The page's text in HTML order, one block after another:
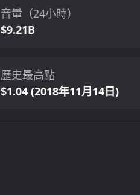
音量（24小時）
$9.21B
歷史最高點
$1.04 (2018年11月14日)